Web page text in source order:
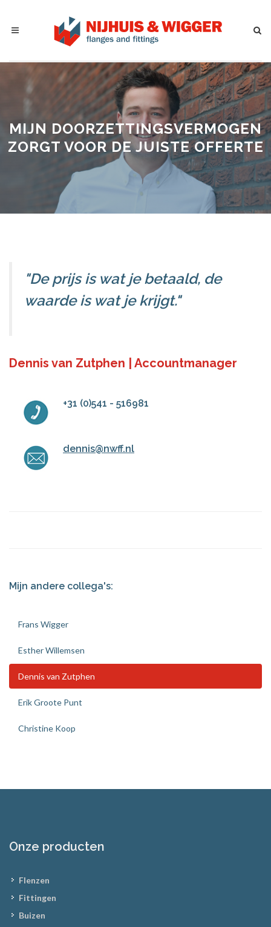
MIJN DOORZETTINGSVERMOGEN
ZORGT VOORDE JUISTE OFFERTE
"De prijs is wat je betaald, de
waarde is wat je krijgt."
Dennis van Zutphen | Accountmanager
+31 (0)541 - 516981
dennis@nwff.nl
Mijn andere collega's:
Frans Wigger
Esther Willemsen
Dennis van Zutphen
Erik Groote Punt
Christine Koop
Onze producten
Flenzen
Fittingen
Buizen